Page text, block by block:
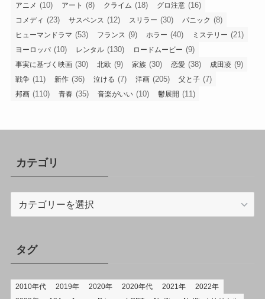
アニメ (10) アート (8) クライム (18) グロ注意 (16)
コメディ (23) サスペンス (12) スリラー (30) パニック (8)
ヒューマンドラマ (53) フランス (9) ホラー (40) ミステリー (21)
ヨーロッパ (10) レンタル (130) ロードムービー (9)
事実に基づく映画 (30) 北欧 (9) 家族 (30) 恋愛 (38) 成田凌 (9)
戦争 (11) 新作 (36) 泣ける (7) 洋画 (205) 父と子 (7)
邦画 (110) 青春 (35) 音楽がいい (10) 鬱展開 (11)
カテゴリ
タグ
2010年代 2019年 2020年 2020年代 2021年
2022年